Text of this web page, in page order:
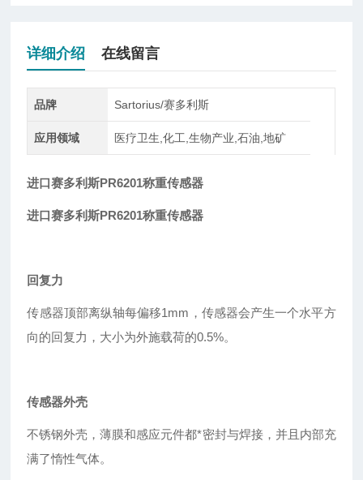
详细介绍 在线留言
品牌 Sartorius/赛多利斯
应用领域 医疗卫生,化工,生物产业,石油,地矿
进口赛多利斯PR6201称重传感器
进口赛多利斯PR6201称重传感器
回复力
传感器顶部离纵轴每偏移1mm，传感器会产生一个水平方
向的回复力，大小为外施载荷的0.5%。
传感器外壳
不锈钢外壳，薄膜和感应元件都*密封与焊接，并且内部充
满了惰性气体。